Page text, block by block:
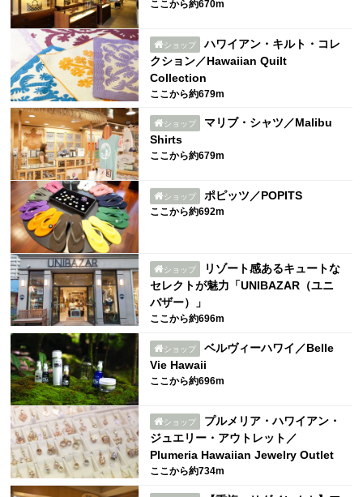
ここから約670m
ショップ
ハワイアン・キルト・コレ
クション／Hawaiian Quilt
Collection
ここから約679m
ショップ
マリブ・シャツ／Malibu
Shirts
ここから約679m
ショップ ポピッツ／POPITS
ここから約692m
ショップ
リゾート感あるキュートな
セレクトが魅力「UNIBAZAR（ユニ
バザー）」
ここから約696m
ショップ
ベルヴィーハワイ／Belle
Vie Hawaii
ここから約696m
ショップ
プルメリア・ハワイアン・
ジュエリー・アウトレット／
Plumeria Hawaiian Jewelry Outlet
ここから約734m